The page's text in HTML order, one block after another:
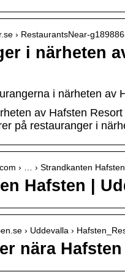
› RestaurantsNear-
i närheten
i närheten av
av Hafsten
på restauranger i
› … › Strandkanten Hafsten
Hafsten |
› Uddevalla ›
nära